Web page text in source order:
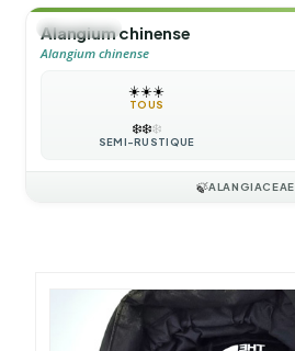
🌲ARBUSTE
Alangium chinense
Alangium chinense
☀️☀️☀️
TOUS
❄️❄️❄️
SEMI-RUSTIQUE
🍃ALANGIACEAE